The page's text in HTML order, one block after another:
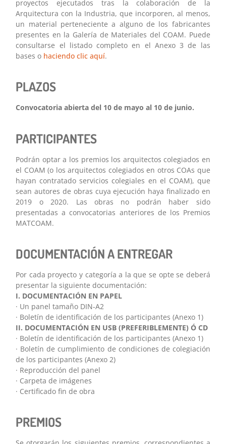
proyectos ejecutados tras la colaboración de la
Arquitectura con la Industria, que incorporen, al menos,
un material perteneciente a alguno de los fabricantes
presentes en la Galería de Materiales del COAM. Puede
consultarse el listado completo en el Anexo 3 de las
bases o haciendo clic aquí.
PLAZOS
Convocatoria abierta del 10 de mayo al 10 de junio.
PARTICIPANTES
Podrán optar a los premios los arquitectos colegiados en
el COAM (o los arquitectos colegiados en otros COAs que
hayan contratado servicios colegiales en el COAM), que
sean autores de obras cuya ejecución haya finalizado en
2019 o 2020. Las obras no podrán haber sido
presentadas a convocatorias anteriores de los Premios
MATCOAM.
DOCUMENTACIÓN A ENTREGAR
Por cada proyecto y categoría a la que se opte se deberá
presentar la siguiente documentación:
I. DOCUMENTACIÓN EN PAPEL
· Un panel tamaño DIN-A2
· Boletín de identificación de los participantes (Anexo 1)
II. DOCUMENTACIÓN EN USB (PREFERIBLEMENTE) Ó CD
· Boletín de identificación de los participantes (Anexo 1)
· Boletín de cumplimiento de condiciones de colegiación
de los participantes (Anexo 2)
· Reproducción del panel
· Carpeta de imágenes
· Certificado fin de obra
PREMIOS